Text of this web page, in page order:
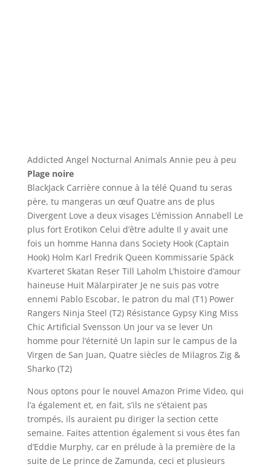
Addicted Angel Nocturnal Animals Annie peu à peu
Plage noire
BlackJack Carrière connue à la télé Quand tu seras
père, tu mangeras un œuf Quatre ans de plus
Divergent Love a deux visages L’émission Annabell Le
plus fort Erotikon Celui d’être adulte Il y avait une
fois un homme Hanna dans Society Hook (Captain
Hook) Holm Karl Fredrik Queen Kommissarie Späck
Kvarteret Skatan Reser Till Laholm L’histoire d’amour
haineuse Huit Mälarpirater Je ne suis pas votre
ennemi Pablo Escobar, le patron du mal (T1) Power
Rangers Ninja Steel (T2) Résistance Gypsy King Miss
Chic Artificial Svensson Un jour va se lever Un
homme pour l’éternité Un lapin sur le campus de la
Virgen de San Juan, Quatre siècles de Milagros Zig &
Sharko (T2)
Nous optons pour le nouvel Amazon Prime Video, qui
l’a également et, en fait, s’ils ne s’étaient pas
trompés, ils auraient pu diriger la section cette
semaine. Faites attention également si vous êtes fan
d’Eddie Murphy, car en prélude à la première de la
suite de Le prince de Zamunda, ceci et plusieurs